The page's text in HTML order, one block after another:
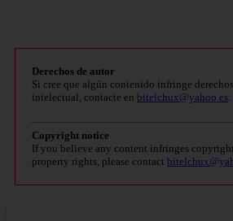
Derechos de autor
Si cree que algún contenido infringe
intelectual, contacte en bitelchux@yahoo.es
Copyright notice
If you believe any content infringes
property rights, please contact